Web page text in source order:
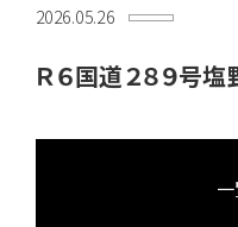
2026.05.26
Ｒ６国道２８９号